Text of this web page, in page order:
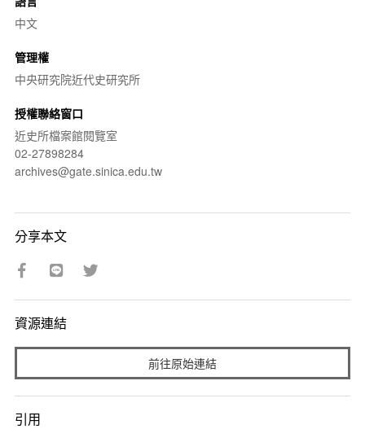
中文
管理權
中央研究院近代史研究所
授權聯絡窗口
近史所檔案館閱覽室
02-27898284
archives@gate.sinica.edu.tw
分享本文
資源連結
前往原始連結
引用